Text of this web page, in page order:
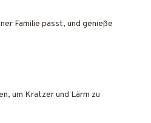
Familie passt, und genieße
um Kratzer und Lärm zu